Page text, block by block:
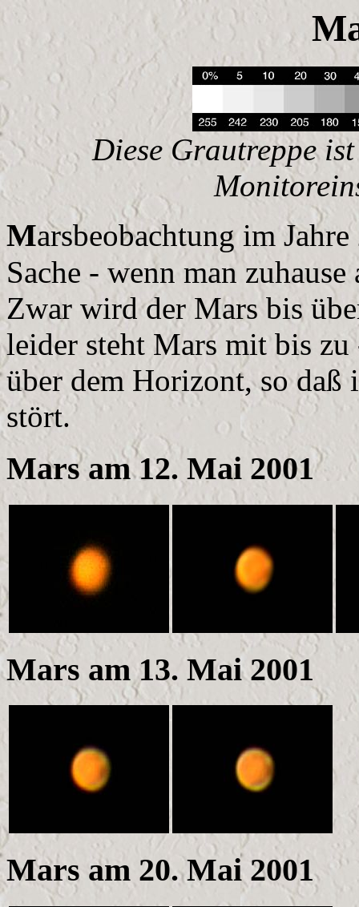
Diese Grautreppe
Marsbeobachtung im
Sache - wenn man
Zwar wird der Mars bis
leider steht Mars mit bis
über dem Horizont, so
stört.
Mars am 12. Mai 2001
Mars am 13. Mai 2001
Mars am 20. Mai 2001